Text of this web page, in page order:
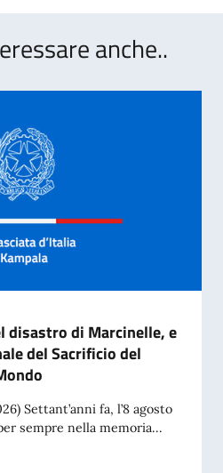
anche..
disastro di Marcinelle, e
del Sacrificio del
Settant’anni fa, l’8 agosto
sempre nella memoria...